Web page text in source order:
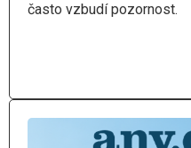
často vzbudí pozornost.